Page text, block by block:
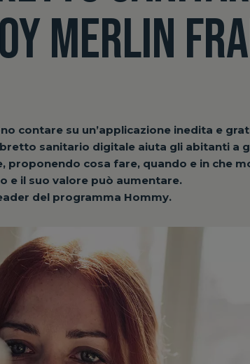
MERLIN
contare su un’applicazione inedita e
sanitario digitale aiuta gli abitanti a
proponendo cosa fare, quando e in che
e il suo valore può aumentare.
del programma Hommy.